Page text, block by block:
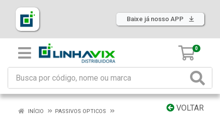
Baixe já nosso APP
0
VOLTAR
INÍCIO
PASSIVOS OPTICOS